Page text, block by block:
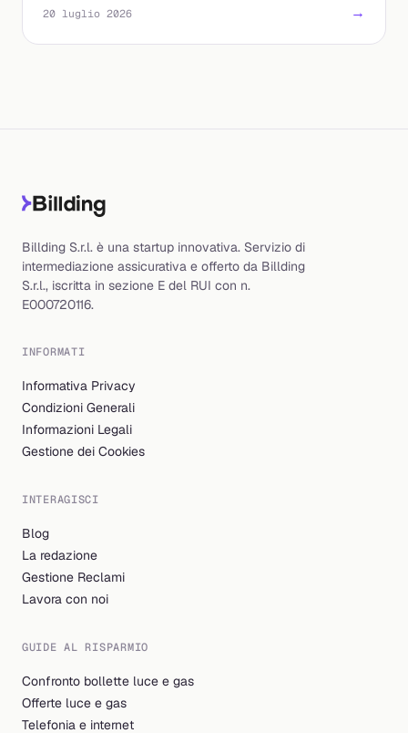
20 luglio 2026 →
Billding S.r.l. è una startup innovativa. Servizio di
intermediazione assicurativa e offerto da Billding
S.r.l., iscritta in sezione E del RUI con n.
E000720116.
INFORMATI
Informativa Privacy
Condizioni Generali
Informazioni Legali
Gestione dei Cookies
INTERAGISCI
Blog
La redazione
Gestione Reclami
Lavora con noi
GUIDE AL RISPARMIO
Confronto bollette luce e gas
Offerte luce e gas
Telefonia e internet